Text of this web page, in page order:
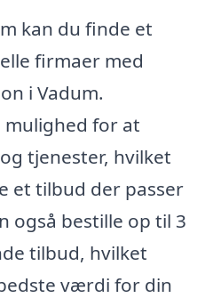
kan du finde et
firmaer med
i Vadum.
for at
tjenester, hvilket
et tilbud der passer
også bestille op til 3
tilbud, hvilket
værdi for din